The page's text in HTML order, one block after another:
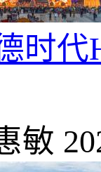
时代
敏